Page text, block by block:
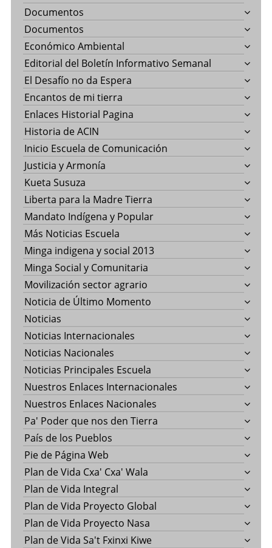
Documentos
Documentos
Económico Ambiental
Editorial del Boletín Informativo Semanal
El Desafío no da Espera
Encantos de mi tierra
Enlaces Historial Pagina
Historia de ACIN
Inicio Escuela de Comunicación
Justicia y Armonía
Kueta Susuza
Liberta para la Madre Tierra
Mandato Indígena y Popular
Más Noticias Escuela
Minga indigena y social 2013
Minga Social y Comunitaria
Movilización sector agrario
Noticia de Último Momento
Noticias
Noticias Internacionales
Noticias Nacionales
Noticias Principales Escuela
Nuestros Enlaces Internacionales
Nuestros Enlaces Nacionales
Pa' Poder que nos den Tierra
País de los Pueblos
Pie de Página Web
Plan de Vida Cxa' Cxa' Wala
Plan de Vida Integral
Plan de Vida Proyecto Global
Plan de Vida Proyecto Nasa
Plan de Vida Sa't Fxinxi Kiwe